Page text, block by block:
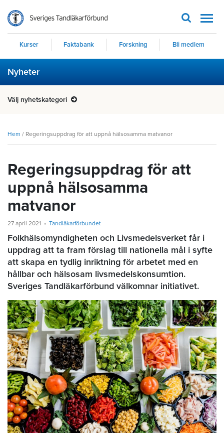
Kurser Faktabank Forskning Bli medlem
Nyheter
Välj nyhetskategori
Hem / Regeringsuppdrag för att uppnå hälsosamma matvanor
Regeringsuppdrag för att
uppnå hälsosamma
matvanor
27 april 2021 Tandläkarförbundet
Folkhälsomyndigheten och Livsmedelsverket får i
uppdrag att ta fram förslag till nationella mål i syfte
att skapa en tydlig inriktning för arbetet med en
hållbar och hälsosam livsmedelskonsumtion.
Sveriges Tandläkarförbund välkomnar initiativet.